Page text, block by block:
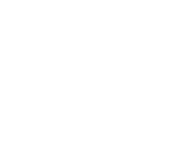
сформирована в
организаций: ГАУЗ
№16», ГАУЗ «Родильный